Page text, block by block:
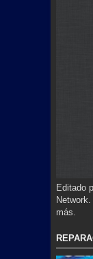
Editado
más.